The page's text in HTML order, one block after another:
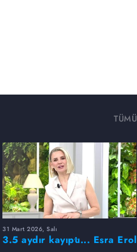
TÜMÜ
31 Mart 2026, Salı
3.5 aydır kayıptı... Esra Erol